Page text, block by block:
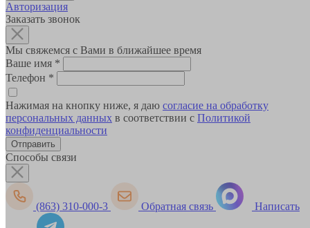
Авторизация
Заказать звонок
Мы свяжемся с Вами в ближайшее время
Ваше имя *
Телефон *
Нажимая на кнопку ниже, я даю согласие на обработку
персональных данных в соответствии с Политикой
конфиденциальности
Способы связи
(863) 310-000-3 Обратная связь Написать